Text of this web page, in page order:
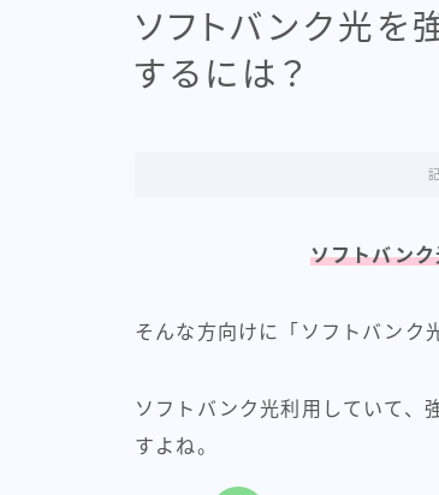
ソフトバンク光を
するには？
ソフトバン
そんな方向けに「ソフトバンク
ソフトバンク光利用していて、
すよね。